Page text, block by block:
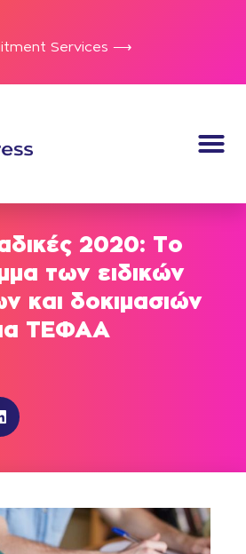
Services ⟶
2020: Tο
των ειδικών
και δοκιμασιών
ΤΕΦΑΑ